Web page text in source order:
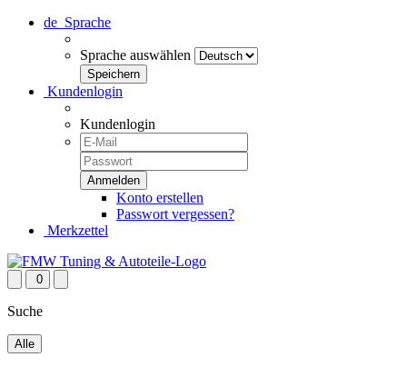
de Sprache
Sprache auswählen
Kundenlogin
Kundenlogin
Konto erstellen
Passwort vergessen?
Merkzettel
0
Suche
Alle